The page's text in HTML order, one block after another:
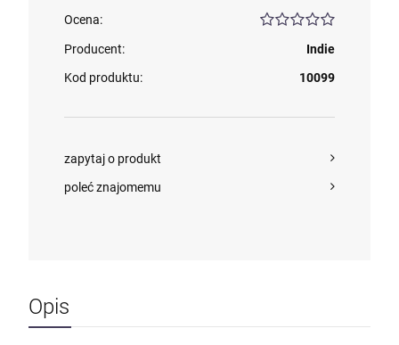
Ocena:
Producent:
Indie
Kod produktu:
10099
zapytaj o produkt
poleć znajomemu
Opis